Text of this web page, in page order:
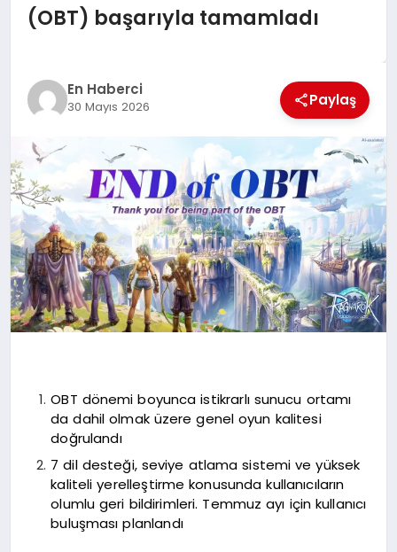
DÜNYA
EKONOMI
SIYASET
(OBT) başarıyla tamamladı
En Haberci
30 Mayıs 2026 Paylaş
OBT dönemi boyunca istikrarlı sunucu ortamı
da dahil olmak üzere genel oyun kalitesi
doğrulandı
7 dil desteği, seviye atlama sistemi ve yüksek
kaliteli yerelleştirme konusunda kullanıcıların
olumlu geri bildirimleri. Temmuz ayı için kullanıcı
buluşması planlandı